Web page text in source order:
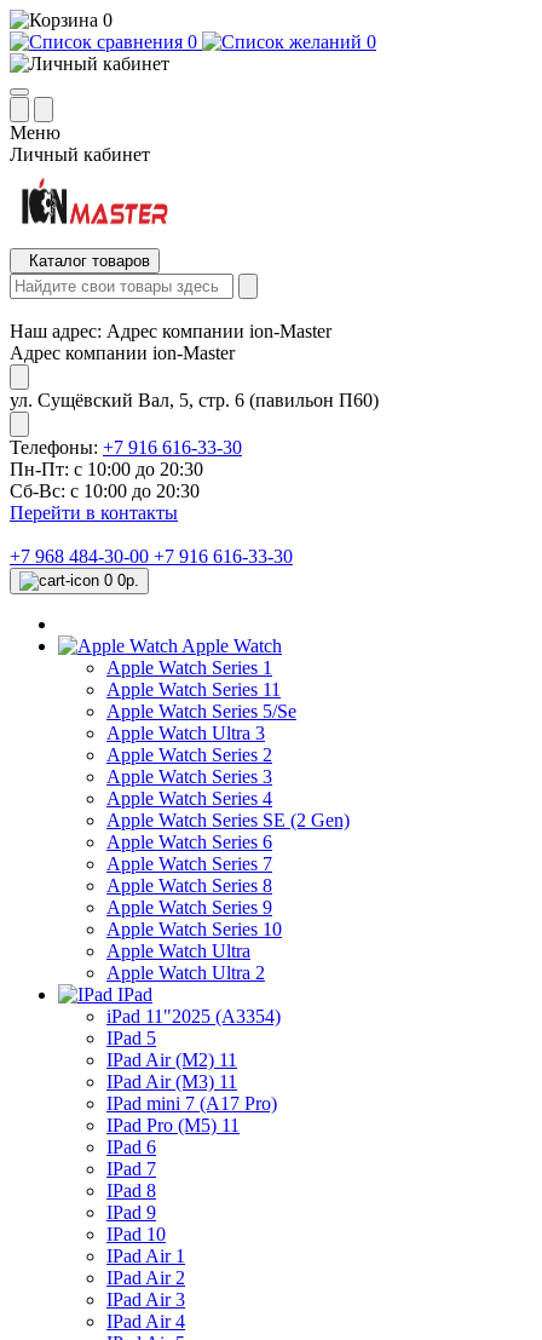
0
0
0
Меню
Личный кабинет
Каталог товаров
Наш адрес: Адрес компании ion-Master
Адрес компании ion-Master
ул. Сущёвский Вал, 5, стр. 6 (павильон П60)
Телефоны: +7 916 616-33-30
Пн-Пт: с 10:00 до 20:30
Сб-Вс: с 10:00 до 20:30
Перейти в контакты
+7 968 484-30-00 +7 916 616-33-30
0 0р.
Apple Watch
Apple Watch Series 1
Apple Watch Series 11
Apple Watch Series 5/Se
Apple Watch Ultra 3
Apple Watch Series 2
Apple Watch Series 3
Apple Watch Series 4
Apple Watch Series SE (2 Gen)
Apple Watch Series 6
Apple Watch Series 7
Apple Watch Series 8
Apple Watch Series 9
Apple Watch Series 10
Apple Watch Ultra
Apple Watch Ultra 2
IPad
iPad 11"2025 (A3354)
IPad 5
IPad Air (M2) 11
IPad Air (M3) 11
IPad mini 7 (A17 Pro)
IPad Pro (M5) 11
IPad 6
IPad 7
IPad 8
IPad 9
IPad 10
IPad Air 1
IPad Air 2
IPad Air 3
IPad Air 4